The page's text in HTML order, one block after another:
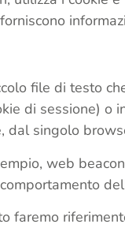
file di testo
di sessione) o
dal singolo
web
faremo